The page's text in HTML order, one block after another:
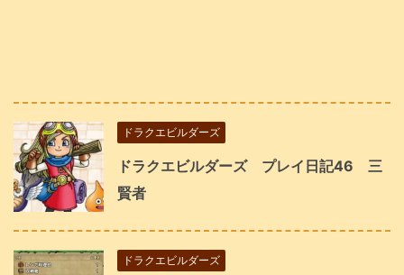
ドラクエビルダーズ
ドラクエビルダーズ プレイ日記46 三
賢者
ドラクエビルダーズ